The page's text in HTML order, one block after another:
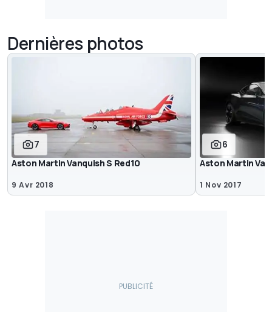
Dernières photos
7
Aston Martin Vanquish S Red10
9 Avr 2018
6
Aston Martin
1 Nov 2017